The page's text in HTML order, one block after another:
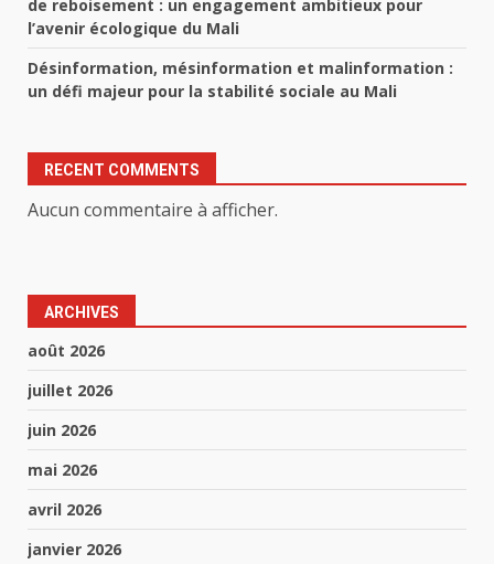
de reboisement : un engagement ambitieux pour
l’avenir écologique du Mali
Désinformation, mésinformation et malinformation :
un défi majeur pour la stabilité sociale au Mali
RECENT COMMENTS
Aucun commentaire à afficher.
ARCHIVES
août 2026
juillet 2026
juin 2026
mai 2026
avril 2026
janvier 2026